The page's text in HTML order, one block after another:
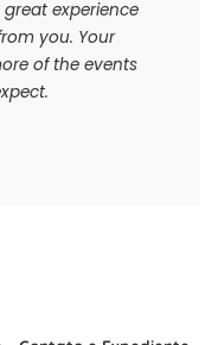
experience
you. Your
of the events